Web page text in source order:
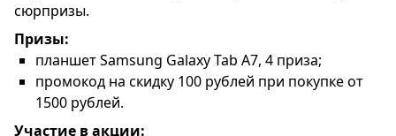
сюрпризы.
Призы:
планшет Samsung Galaxy Tab A7, 4 приза;
промокод на скидку 100 рублей при покупке от
1500 рублей.
Участие в акции: